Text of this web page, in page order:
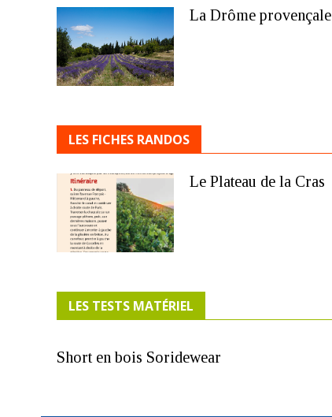
La Drôme provençale
LES FICHES RANDOS
Le Plateau de la Cras
LES TESTS MATÉRIEL
Short en bois Soridewear